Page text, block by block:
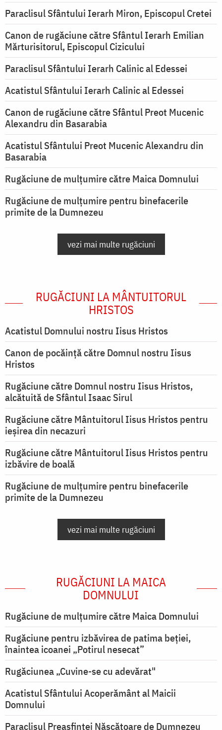
Paraclisul Sfântului Ierarh Miron, Episcopul Cretei
Canon de rugăciune către Sfântul Ierarh Emilian
Mărturisitorul, Episcopul Cizicului
Paraclisul Sfântului Ierarh Calinic al Edessei
Acatistul Sfântului Ierarh Calinic al Edessei
Canon de rugăciune către Sfântul Preot Mucenic
Alexandru din Basarabia
Acatistul Sfântului Preot Mucenic Alexandru din
Basarabia
Rugăciune de mulţumire către Maica Domnului
Rugăciune de mulțumire pentru binefacerile
primite de la Dumnezeu
vezi mai multe rugăciuni
RUGĂCIUNI LA MÂNTUITORUL
HRISTOS
Acatistul Domnului nostru Iisus Hristos
Canon de pocăință către Domnul nostru Iisus
Hristos
Rugăciune către Domnul nostru Iisus Hristos,
alcătuită de Sfântul Isaac Sirul
Rugăciune către Mântuitorul Iisus Hristos pentru
ieşirea din necazuri
Rugăciune către Mântuitorul Iisus Hristos pentru
izbăvire de boală
Rugăciune de mulțumire pentru binefacerile
primite de la Dumnezeu
vezi mai multe rugăciuni
RUGĂCIUNI LA MAICA
DOMNULUI
Rugăciune de mulţumire către Maica Domnului
Rugăciune pentru izbăvirea de patima beției,
înaintea icoanei „Potirul nesecat”
Rugăciunea „Cuvine-se cu adevărat"
Acatistul Sfântului Acoperământ al Maicii
Domnului
Paraclisul Preasfintei Născătoare de Dumnezeu